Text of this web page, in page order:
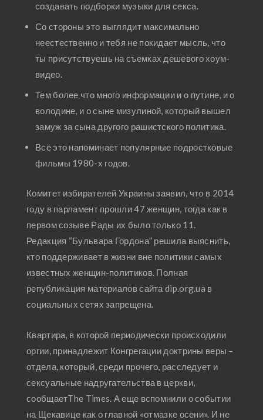
создавать подборки музыки для секса.
Со стороны это выглядит максимально
неестественно и тебя не покидает мысль, что
ты присутствуешь на съемках дешевого хоум-
видео.
Тем более что много информации и о путине, и о
володине, и о сыне мизулиной, который вышел
замуж за сына другого рашистского политика.
Всё это напоминает популярные подростковые
фильмы 1980-х годов.
Комитет избирателей Украины заявил, что в 2014
году в парламент прошли 47 женщин, тогда как в
первом созыве Рады их было только 11.
Редакция “Бульвара Гордона” решила выяснить,
кто поддерживает в жизни вне политики самых
известных женщин-политиков. Полная
републикация материалов сайта dip.org.ua в
социальных сетях запрещена.
Квартира, в которой периодически происходили
оргии, принадлежит Конгрегации доктрины веры –
отдела, который, среди прочего, расследует и
сексуальные надругательства в церкви,
сообщаетThe Times. А еще вспомнили о событии
на Щекавице как о главной «отмазке осени». И не